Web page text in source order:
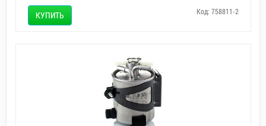
КУПИТЬ Код: 758811-2